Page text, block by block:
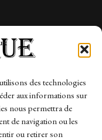
des technologies
aux informations sur
nous permettra de
de navigation ou les
ou retirer son